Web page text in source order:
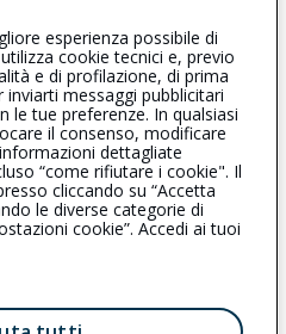
dell’IVASS. Consulta il
| Il Gruppo Generali
esperienza possibile di
cookie tecnici e, previo
e di profilazione, di prima
messaggi pubblicitari
le tue preferenze. In qualsiasi
il consenso, modificare
dettagliate
“come rifiutare i cookie". Il
cliccando su “Accetta
le diverse categorie di
cookie”. Accedi ai tuoi